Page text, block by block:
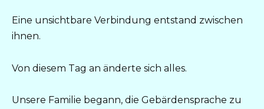
Eine unsichtbare Verbindung entstand zwischen
ihnen.
Von diesem Tag an änderte sich alles.
Unsere Familie begann, die Gebärdensprache zu